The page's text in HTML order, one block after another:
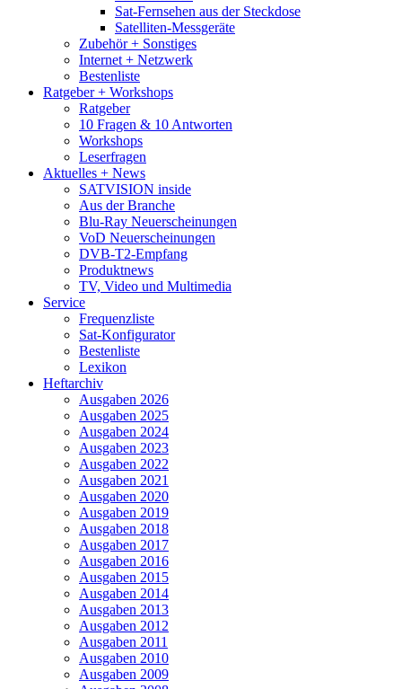
Sat-Fernsehen aus der Steckdose
Satelliten-Messgeräte
Zubehör + Sonstiges
Internet + Netzwerk
Bestenliste
Ratgeber + Workshops
Ratgeber
10 Fragen & 10 Antworten
Workshops
Leserfragen
Aktuelles + News
SATVISION inside
Aus der Branche
Blu-Ray Neuerscheinungen
VoD Neuerscheinungen
DVB-T2-Empfang
Produktnews
TV, Video und Multimedia
Service
Frequenzliste
Sat-Konfigurator
Bestenliste
Lexikon
Heftarchiv
Ausgaben 2026
Ausgaben 2025
Ausgaben 2024
Ausgaben 2023
Ausgaben 2022
Ausgaben 2021
Ausgaben 2020
Ausgaben 2019
Ausgaben 2018
Ausgaben 2017
Ausgaben 2016
Ausgaben 2015
Ausgaben 2014
Ausgaben 2013
Ausgaben 2012
Ausgaben 2011
Ausgaben 2010
Ausgaben 2009